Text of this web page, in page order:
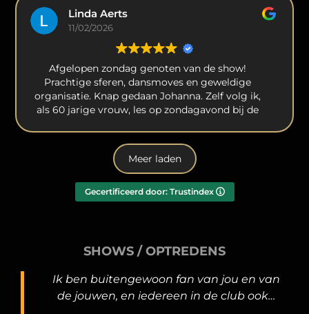
Linda Aerts
11/02/2026
Afgelopen zondag genoten van de show!
Prachtige sferen, dansmoves en geweldige
organisatie. Knap gedaan Johanna. Zelf volg ik,
als 60 jarige vrouw, les op zondagavond bij de
speelse lichte vrolijke sfeer! Toppertje!
Meer laden
Gecertificeerd door: Trustindex
SHOWS / OPTREDENS
Ik ben buitengewoon fan van jou en van
de jouwen, en iedereen in de club ook…